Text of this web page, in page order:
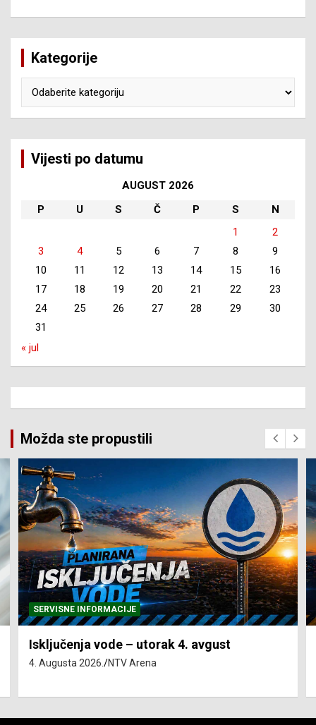
Kategorije
Vijesti po datumu
AUGUST 2026
P
U S Č P S
N
1
2
3
4 5 6 7 8
9
10
11 12 13 14 15
16
17
18 19 20 21 22
23
24
25 26 27 28 29
30
31
« jul
Možda ste propustili
SERVISNE INFORMACIJE
Isključenja vode – utorak 4. avgust
4. Augusta 2026. NTV Arena